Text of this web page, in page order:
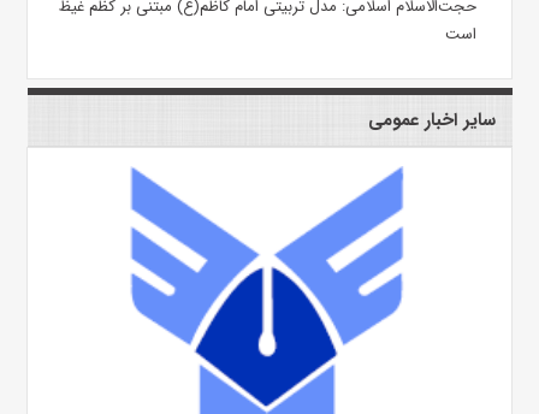
حجت‌الاسلام اسلامی: مدل تربیتی امام کاظم(ع) مبتنی بر کظم غیظ
است
سایر اخبار عمومی